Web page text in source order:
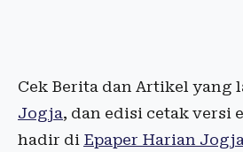
Cek Berita dan Artikel yang
Jogja, dan edisi cetak versi
hadir di Epaper Harian